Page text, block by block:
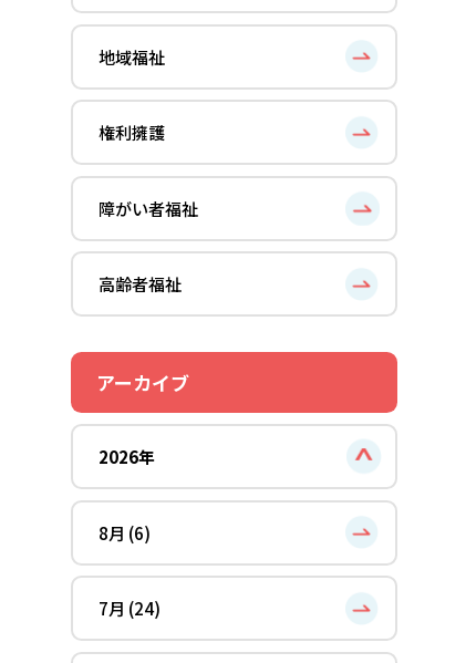
地域福祉
権利擁護
障がい者福祉
高齢者福祉
アーカイブ
2026年
8月 (6)
7月 (24)